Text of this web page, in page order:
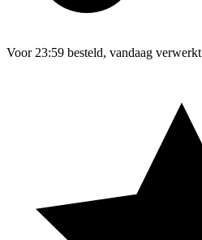
Voor 23:59 besteld, vandaag verwerkt